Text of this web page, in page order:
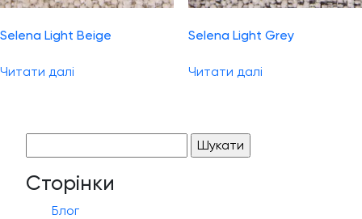
Selena Light Beige
Читати далі
Selena Light Grey
Читати далі
Сторінки
Блог